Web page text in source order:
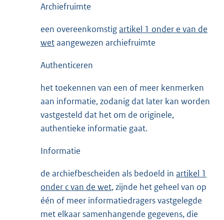
Archiefruimte
een overeenkomstigartikel 1 onder e van de
wetaangewezen archiefruimte
Authenticeren
het toekennen van een of meer kenmerken
aan informatie, zodanig dat later kan worden
vastgesteld dat het om de originele,
authentieke informatie gaat.
Informatie
de archiefbescheiden als bedoeld in artikel 1
onder c van de wet, zijnde het geheel van op
één of meer informatiedragers vastgelegde
met elkaar samenhangende gegevens, die